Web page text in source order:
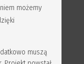
możemy
muszą